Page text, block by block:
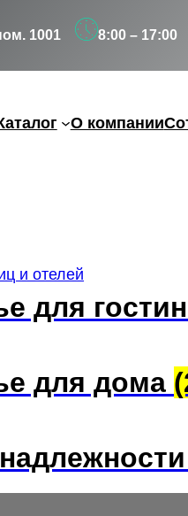
1001 8:00 – 17:00
О компании
для
для дома